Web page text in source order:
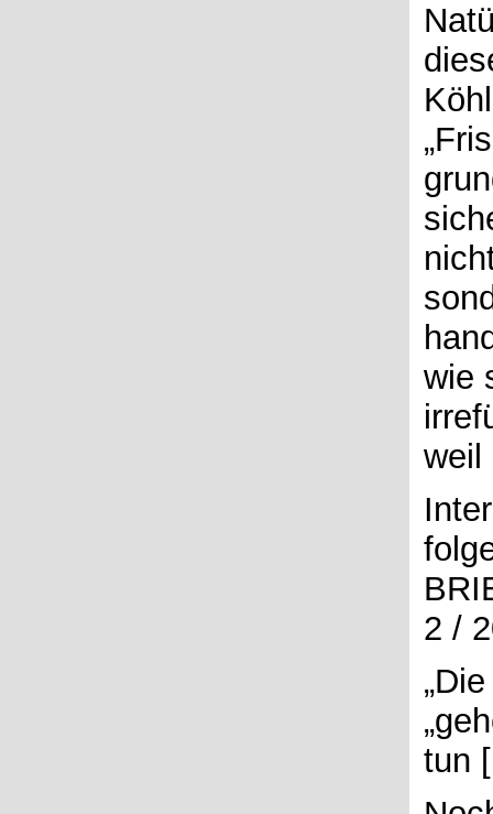
wie
weil
2 /
tun